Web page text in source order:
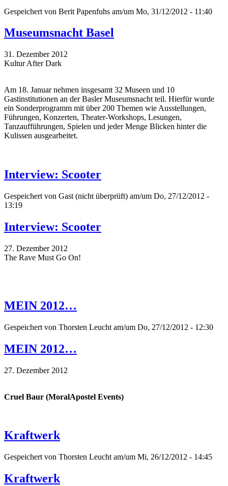
Gespeichert von Berit Papenfuhs am/um Mo, 31/12/2012 - 11:40
Museumsnacht Basel
31. Dezember 2012
Kultur After Dark
Am 18. Januar nehmen insgesamt 32 Museen und 10
Gastinstitutionen an der Basler Museumsnacht teil. Hierfür wurde
ein Sonderprogramm mit über 200 Themen wie Ausstellungen,
Führungen, Konzerten, Theater-Workshops, Lesungen,
Tanzaufführungen, Spielen und jeder Menge Blicken hinter die
Kulissen ausgearbeitet.
Interview: Scooter
Gespeichert von Gast (nicht überprüft) am/um Do, 27/12/2012 -
13:19
Interview: Scooter
27. Dezember 2012
The Rave Must Go On!
MEIN 2012…
Gespeichert von Thorsten Leucht am/um Do, 27/12/2012 - 12:30
MEIN 2012…
27. Dezember 2012
Cruel Baur (MoralApostel Events)
Kraftwerk
Gespeichert von Thorsten Leucht am/um Mi, 26/12/2012 - 14:45
Kraftwerk